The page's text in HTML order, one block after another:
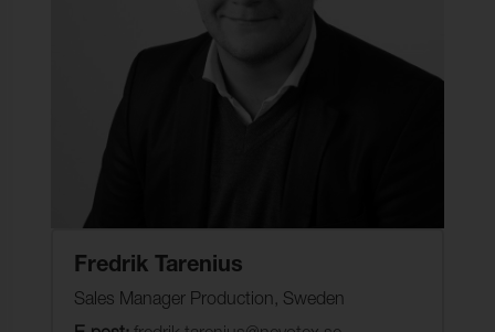
Fredrik Tarenius
Sales Manager Production, Sweden